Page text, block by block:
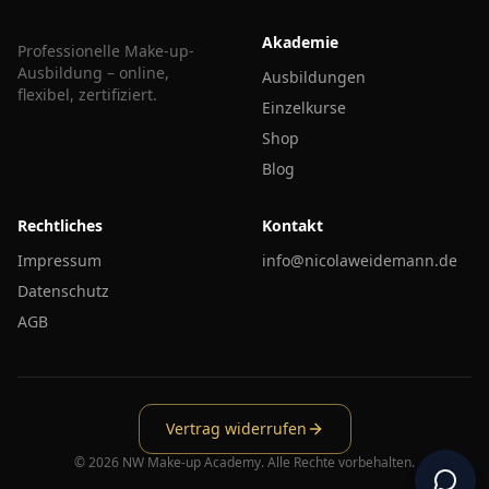
Professionelle Make-up-
Ausbildung – online,
flexibel, zertifiziert.
Akademie
Ausbildungen
Einzelkurse
Shop
Blog
Rechtliches
Impressum
Datenschutz
AGB
Kontakt
info@nicolaweidemann.de
Vertrag widerrufen
©2026 NW Make-up Academy. Alle Rechte vorbehalten.